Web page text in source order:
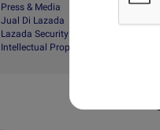
Press & Media
Jual Di Lazada
Lazada Security
Intellectual Property Protection